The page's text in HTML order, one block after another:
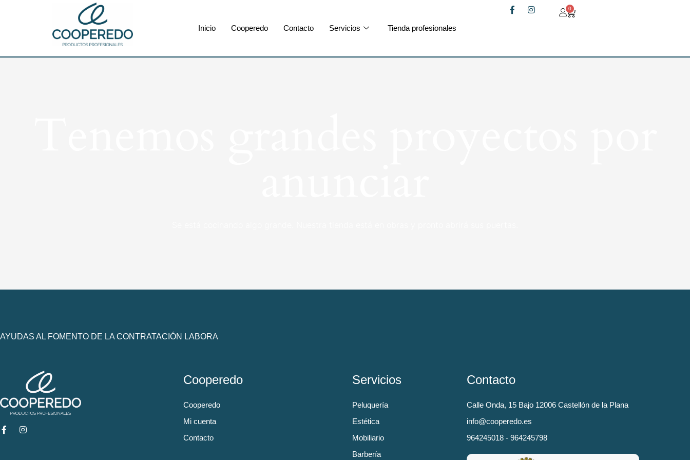
Inicio Cooperedo Contacto Servicios Tienda profesionales
0
AYUDAS AL FOMENTO DE LA CONTRATACIÓN LABORA
Cooperedo
Cooperedo
Mi cuenta
Contacto
Servicios
Peluquería
Estética
Mobiliario
Barbería
Contacto
Calle Onda, 15 Bajo 12006 Castellón de la Plana
info@cooperedo.es
964245018 - 964245798